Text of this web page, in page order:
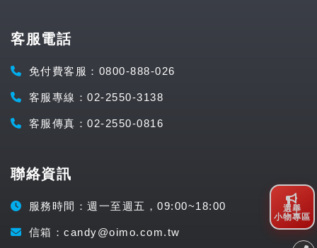
客服電話
免付費客服：0800-888-026
客服專線：02-2550-3138
客服傳真：02-2550-0816
聯絡資訊
服務時間：週一至週五，09:00~18:00
信箱：candy@oimo.com.tw​
選舉
小物專區